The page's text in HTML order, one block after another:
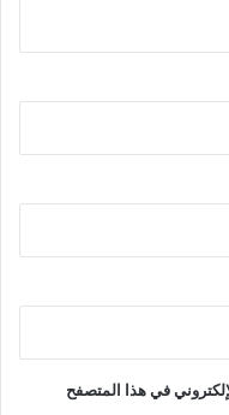
في هذا المتصفح